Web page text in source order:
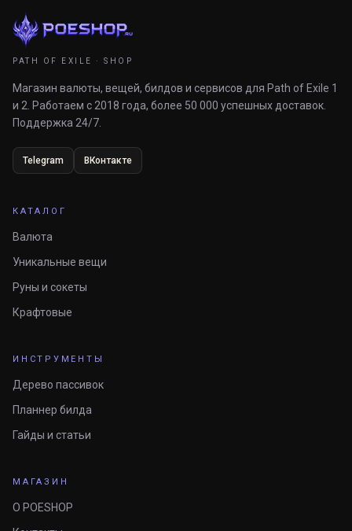
PATH OF EXILE · SHOP
Магазин валюты, вещей, билдов и сервисов для Path of Exile 1
и 2. Работаем с 2018 года, более 50 000 успешных доставок.
Поддержка 24/7.
Telegram ВКонтакте
КАТАЛОГ
Валюта
Уникальные вещи
Руны и сокеты
Крафтовые
ИНСТРУМЕНТЫ
Дерево пассивок
Планнер билда
Гайды и статьи
МАГАЗИН
О POESHOP